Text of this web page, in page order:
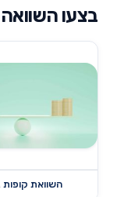
בצעו
השוואת קופות